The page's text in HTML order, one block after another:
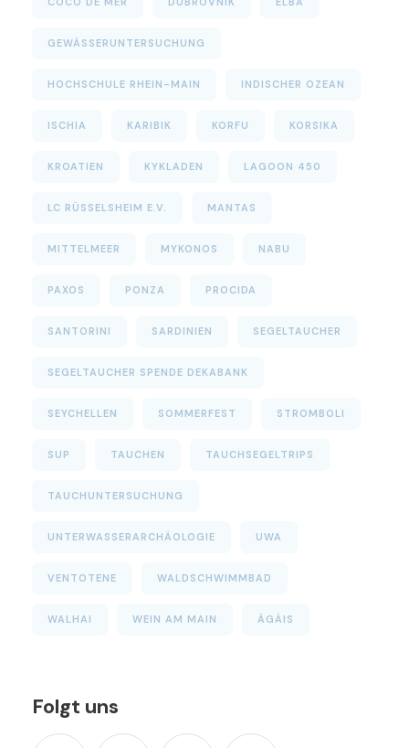
GEWÄSSERUNTERSUCHUNG
HOCHSCHULE RHEIN-MAIN INDISCHER OZEAN
ISCHIA KARIBIK KORFU KORSIKA
KROATIEN KYKLADEN LAGOON 450
LC RÜSSELSHEIM E.V. MANTAS
MITTELMEER MYKONOS NABU
PAXOS PONZA PROCIDA
SANTORINI SARDINIEN SEGELTAUCHER
SEGELTAUCHER SPENDE DEKABANK
SEYCHELLEN SOMMERFEST STROMBOLI
SUP TAUCHEN TAUCHSEGELTRIPS
TAUCHUNTERSUCHUNG
UNTERWASSERARCHÄOLOGIE UWA
VENTOTENE WALDSCHWIMMBAD
WALHAI WEIN AM MAIN ÄGÄIS
Folgt uns